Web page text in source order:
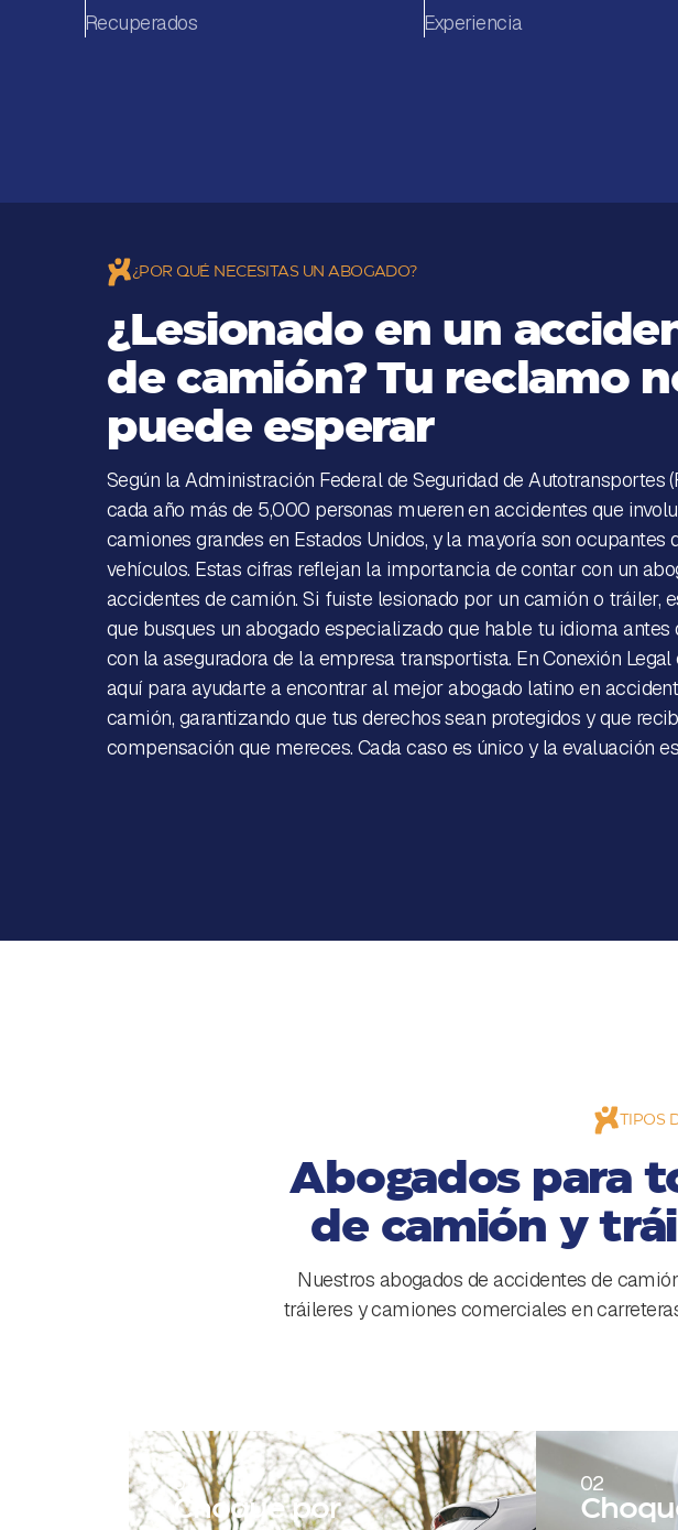
Recuperados Experiencia
¿POR QUÉ NECESITAS UN ABOGADO?
¿Lesionado en un
de camión? Tu reclamo
puede esperar
Según la Administración Federal de Seguridad de Autotransportes
cada año más de 5,000 personas mueren en accidentes que
camiones grandes en Estados Unidos, y la mayoría son ocupantes
vehículos. Estas cifras reflejan la importancia de contar con un
accidentes de camión. Si fuiste lesionado por un camión o tráiler,
que busques un abogado especializado que hable tu idioma antes
con la aseguradora de la empresa transportista. En Conexión
aquí para ayudarte a encontrar al mejor abogado latino en
camión, garantizando que tus derechos sean protegidos y que
compensación que mereces. Cada caso es único y la evaluación
TIPOS
Abogados para
de camión y
Nuestros abogados de accidentes de
tráileres y camiones comerciales en
01
Choque por
02